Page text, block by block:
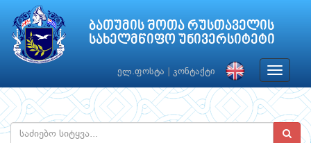
ბათუმის შოთა რუსთაველის
სახელმწიფო უნივერსიტეტი
ელ.ფოსტა კონტაქტი
Toggle